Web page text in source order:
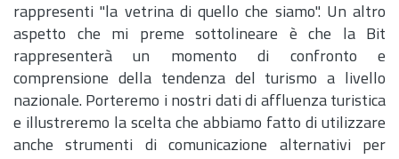
rappresenti "la vetrina di quello che siamo". Un altro
aspetto che mi preme sottolineare è che la Bit
rappresenterà un momento di confronto e
comprensione della tendenza del turismo a livello
nazionale. Porteremo i nostri dati di affluenza turistica
e illustreremo la scelta che abbiamo fatto di utilizzare
anche strumenti di comunicazione alternativi per